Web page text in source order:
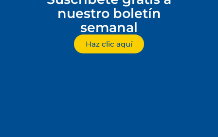
nuestro boletín
semanal
Haz clic aquí